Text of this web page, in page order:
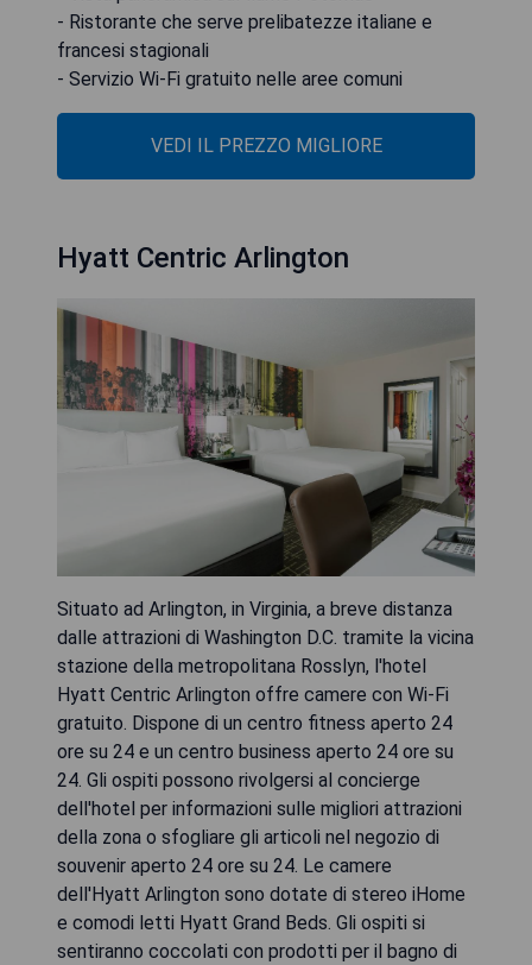
- Ristorante che serve prelibatezze italiane e
francesi stagionali
- Servizio Wi-Fi gratuito nelle aree comuni
VEDI IL PREZZO MIGLIORE
Hyatt Centric Arlington
Situato ad Arlington, in Virginia, a breve distanza
dalle attrazioni di Washington D.C. tramite la vicina
stazione della metropolitana Rosslyn, l'hotel
Hyatt Centric Arlington offre camere con Wi-Fi
gratuito. Dispone di un centro fitness aperto 24
ore su 24 e un centro business aperto 24 ore su
24. Gli ospiti possono rivolgersi al concierge
dell'hotel per informazioni sulle migliori attrazioni
della zona o sfogliare gli articoli nel negozio di
souvenir aperto 24 ore su 24. Le camere
dell'Hyatt Arlington sono dotate di stereo iHome
e comodi letti Hyatt Grand Beds. Gli ospiti si
sentiranno coccolati con prodotti per il bagno di